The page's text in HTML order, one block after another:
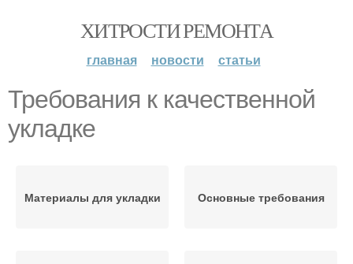
ХИТРОСТИ РЕМОНТА
главная новости статьи
Требования к качественной
укладке
Материалы для укладки Основные требования